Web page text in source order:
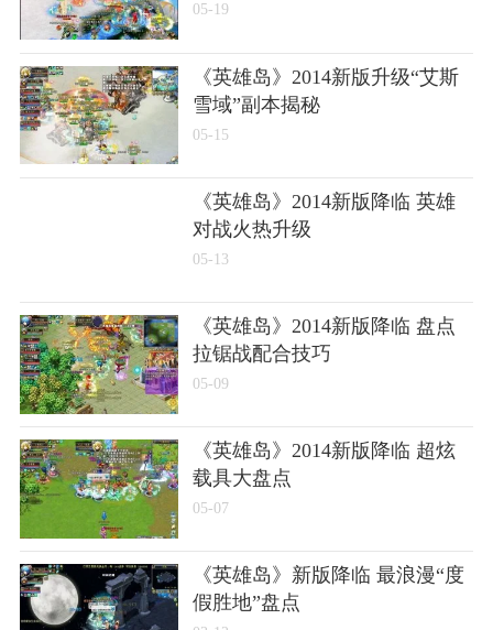
05-19
《英雄岛》2014新版升级“艾斯
雪域”副本揭秘
05-15
《英雄岛》2014新版降临 英雄
对战火热升级
05-13
《英雄岛》2014新版降临 盘点
拉锯战配合技巧
05-09
《英雄岛》2014新版降临 超炫
载具大盘点
05-07
《英雄岛》新版降临 最浪漫“度
假胜地”盘点